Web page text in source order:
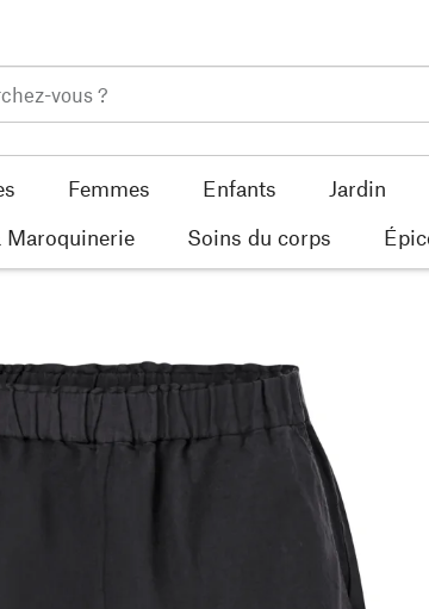
Femmes Enfants Jardin
Maroquinerie Soins du corps